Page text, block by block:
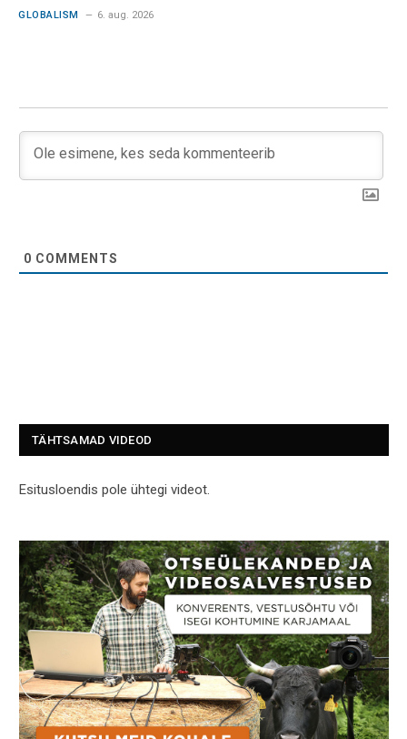
GLOBALISM 6. aug. 2026
0 COMMENTS
TÄHTSAMAD VIDEOD
Esitusloendis pole ühtegi videot.